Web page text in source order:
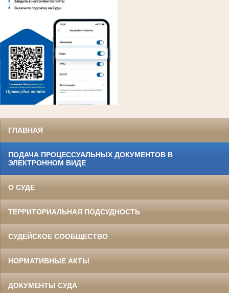
ГЛАВНАЯ
ПОДАЧА ПРОЦЕССУАЛЬНЫХ ДОКУМЕНТОВ В
ЭЛЕКТРОННОМ ВИДЕ
О СУДЕ
ТЕРРИТОРИАЛЬНАЯ ПОДСУДНОСТЬ
СУДЕЙСКОЕ СООБЩЕСТВО
НОРМАТИВНЫЕ АКТЫ
ДОКУМЕНТЫ СУДА